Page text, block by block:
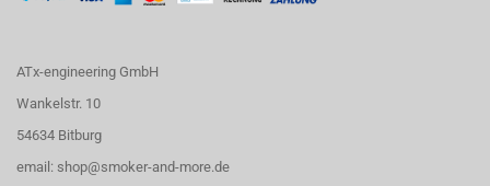
ATx-engineering GmbH
Wankelstr. 10
54634 Bitburg
email: shop@smoker-and-more.de